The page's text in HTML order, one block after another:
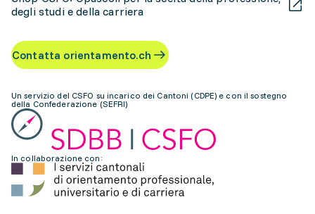
degli studi e della carriera
Contatta orientamento.ch
Un servizio del CSFO su incarico dei Cantoni (CDPE) e con il sostegno
della Confederazione (SEFRI)
In collaborazione con: